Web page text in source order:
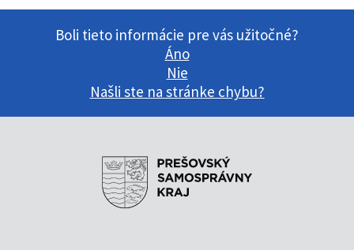
Boli tieto informácie pre vás užitočné?
Áno
Nie
Našli ste na stránke chybu?